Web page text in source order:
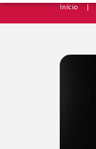
Início